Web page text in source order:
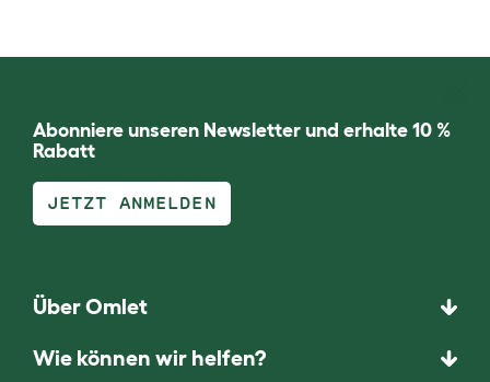
Abonniere unseren Newsletter und erhalte 10 %
Rabatt
JETZT ANMELDEN
Über Omlet
Wie können wir helfen?